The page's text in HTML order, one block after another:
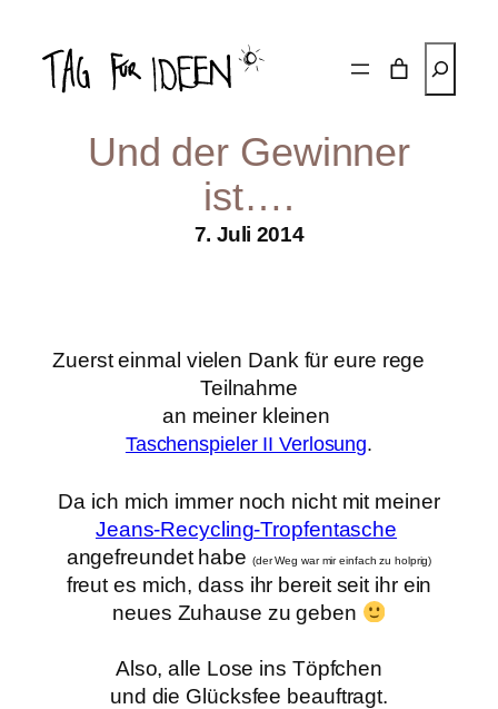
Inhalt
springen
Und der Gewinner
ist….
7. Juli 2014
Zuerst einmal vielen Dank für eure rege
Teilnahme
an meiner kleinen
Taschenspieler II Verlosung.
Da ich mich immer noch nicht mit meiner
Jeans-Recycling-Tropfentasche
angefreundet habe (der Weg war mir einfach zu holprig)
freut es mich, dass ihr bereit seit ihr ein
neues Zuhause zu geben
Also, alle Lose ins Töpfchen
und die Glücksfee beauftragt.